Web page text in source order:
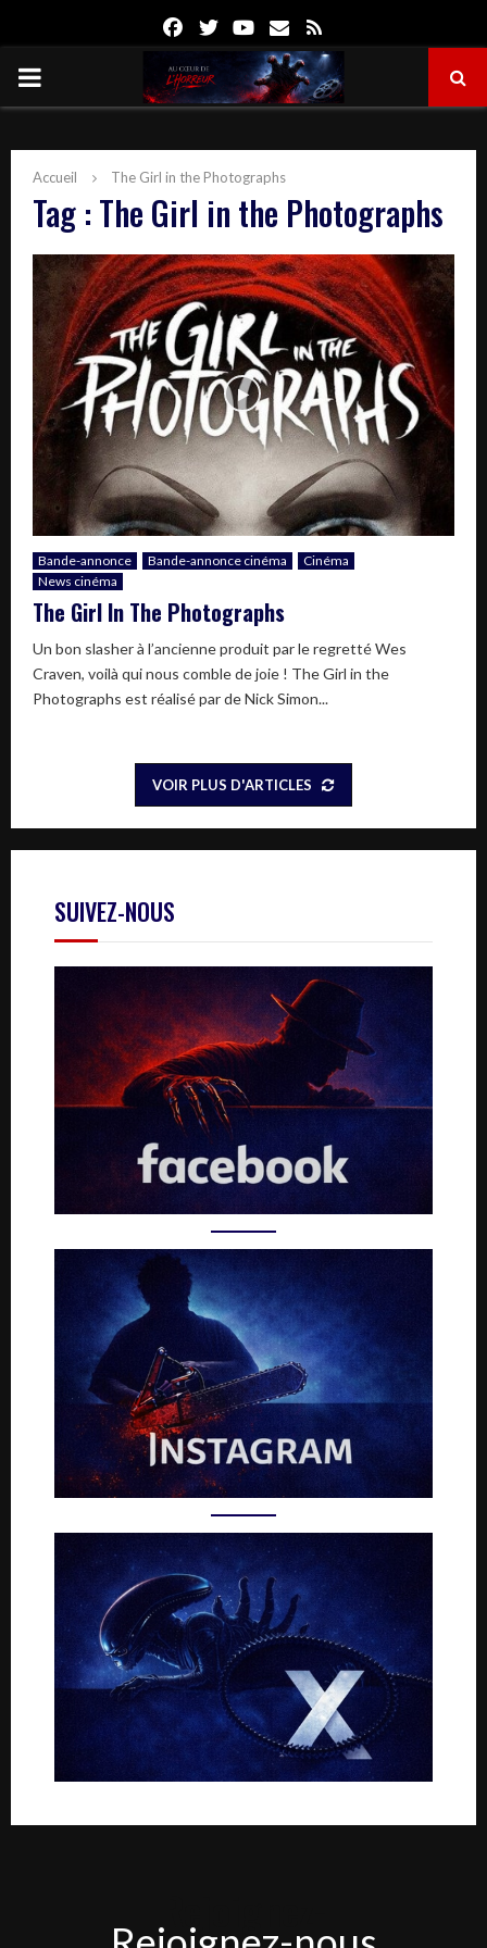
FacebookTwitterYoutube
Email
PRIMARY
Accueil The Girl in the Photographs
Tag : The Girl in the Photographs
Bande-annonce Bande-annonce cinéma
Cinéma
News cinéma
The Girl In The Photographs
Un bon slasher à l’ancienne produit par le regretté Wes
Craven, voilà qui nous comble de joie ! The Girl in the
Photographs est réalisé par de Nick Simon...
VOIR PLUS D'ARTICLES
SUIVEZ-NOUS